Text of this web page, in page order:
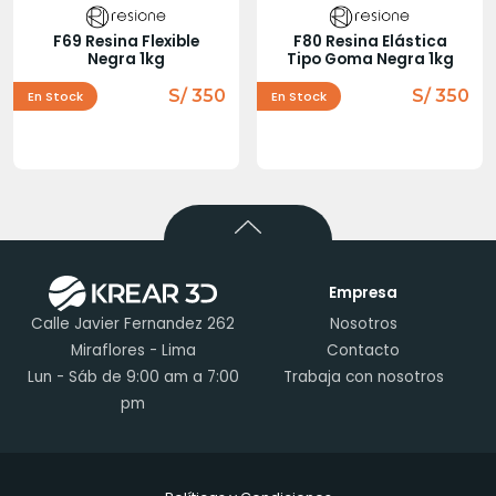
F69 Resina Flexible
Negra 1kg
En Stock S/ 350
F80 Resina Elástica
Tipo Goma Negra 1kg
En Stock S/ 350
Calle Javier Fernandez 262
Miraflores - Lima
Lun - Sáb de 9:00 am a 7:00
pm
Empresa
Nosotros
Contacto
Trabaja con nosotros